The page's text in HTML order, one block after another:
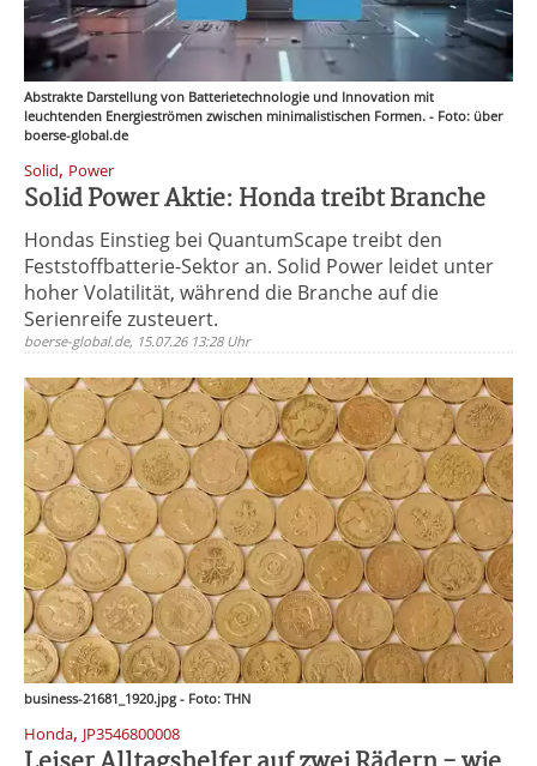
Abstrakte Darstellung von Batterietechnologie und Innovation mit
leuchtenden Energieströmen zwischen minimalistischen Formen. - Foto: über
boerse-global.de
Solid, Power
Solid Power Aktie: Honda treibt Branche
Hondas Einstieg bei QuantumScape treibt den
Feststoffbatterie-Sektor an. Solid Power leidet unter
hoher Volatilität, während die Branche auf die
Serienreife zusteuert.
boerse-global.de, 15.07.26 13:28 Uhr
business-21681_1920.jpg - Foto: THN
Honda, JP3546800008